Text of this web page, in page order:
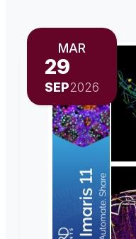
MAR
29
SEP2026